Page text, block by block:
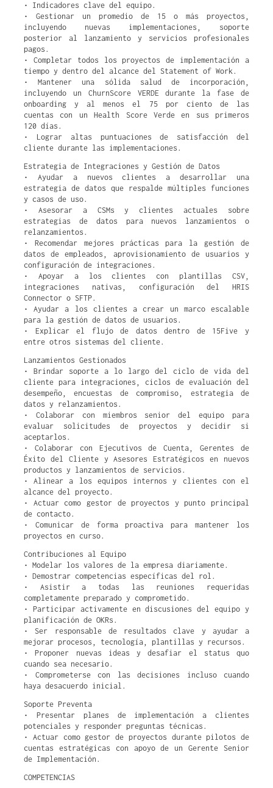
• Indicadores clave del equipo.
• Gestionar un promedio de 15 o más proyectos,
incluyendo nuevas implementaciones, soporte
posterior al lanzamiento y servicios profesionales
pagos.
• Completar todos los proyectos de implementación a
tiempo y dentro del alcance del Statement of Work.
• Mantener una sólida salud de incorporación,
incluyendo un ChurnScore VERDE durante la fase de
onboarding y al menos el 75 por ciento de las
cuentas con un Health Score Verde en sus primeros
120 días.
• Lograr altas puntuaciones de satisfacción del
cliente durante las implementaciones.
Estrategia de Integraciones y Gestión de Datos
• Ayudar a nuevos clientes a desarrollar una
estrategia de datos que respalde múltiples funciones
y casos de uso.
• Asesorar a CSMs y clientes actuales sobre
estrategias de datos para nuevos lanzamientos o
relanzamientos.
• Recomendar mejores prácticas para la gestión de
datos de empleados, aprovisionamiento de usuarios y
configuración de integraciones.
• Apoyar a los clientes con plantillas CSV,
integraciones nativas, configuración del HRIS
Connector o SFTP.
• Ayudar a los clientes a crear un marco escalable
para la gestión de datos de usuarios.
• Explicar el flujo de datos dentro de 15Five y
entre otros sistemas del cliente.
Lanzamientos Gestionados
• Brindar soporte a lo largo del ciclo de vida del
cliente para integraciones, ciclos de evaluación del
desempeño, encuestas de compromiso, estrategia de
datos y relanzamientos.
• Colaborar con miembros senior del equipo para
evaluar solicitudes de proyectos y decidir si
aceptarlos.
• Colaborar con Ejecutivos de Cuenta, Gerentes de
Éxito del Cliente y Asesores Estratégicos en nuevos
productos y lanzamientos de servicios.
• Alinear a los equipos internos y clientes con el
alcance del proyecto.
• Actuar como gestor de proyectos y punto principal
de contacto.
• Comunicar de forma proactiva para mantener los
proyectos en curso.
Contribuciones al Equipo
• Modelar los valores de la empresa diariamente.
• Demostrar competencias específicas del rol.
• Asistir a todas las reuniones requeridas
completamente preparado y comprometido.
• Participar activamente en discusiones del equipo y
planificación de OKRs.
• Ser responsable de resultados clave y ayudar a
mejorar procesos, tecnología, plantillas y recursos.
• Proponer nuevas ideas y desafiar el status quo
cuando sea necesario.
• Comprometerse con las decisiones incluso cuando
haya desacuerdo inicial.
Soporte Preventa
• Presentar planes de implementación a clientes
potenciales y responder preguntas técnicas.
• Actuar como gestor de proyectos durante pilotos de
cuentas estratégicas con apoyo de un Gerente Senior
de Implementación.
COMPETENCIAS